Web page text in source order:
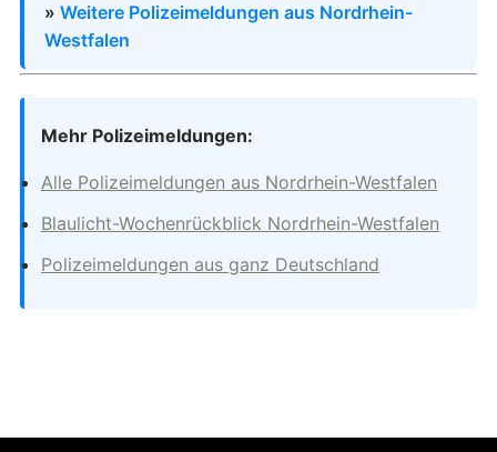
» Weitere Polizeimeldungen aus Nordrhein-
Westfalen
Mehr Polizeimeldungen:
Alle Polizeimeldungen aus Nordrhein-Westfalen
Blaulicht-Wochenrückblick Nordrhein-Westfalen
Polizeimeldungen aus ganz Deutschland